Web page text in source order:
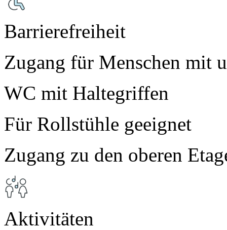
Barrierefreiheit
Zugang für Menschen mit
WC mit Haltegriffen
Für Rollstühle geeignet
Zugang zu den oberen
Aktivitäten